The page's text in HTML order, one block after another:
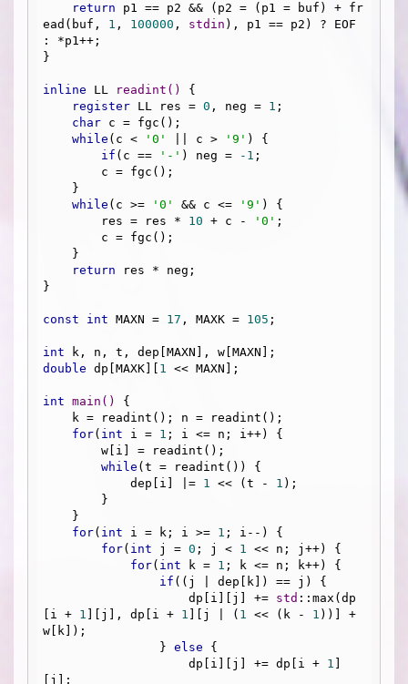
return p1 == p2 && (p2 = (p1 = buf) + fr
ead(buf, 1 , 100000 , stdin ), p1 == p2) ? EOF
: *p1++;
}
inline LL readint ()
{
register LL res = 0 , neg = 1 ;
char c = fgc();
while (c < '0' || c > '9' ) {
if (c == '-' ) neg = -1 ;
while (c >= '0' && c <= '9' ) {
        res = res *
10 + c - '0' ;
return res * neg;
}
const int MAXN = 17 , MAXK = 105 ;
int
double dp[MAXK][ 1 << MAXN];
int main ()
{
for( int i = 1 ; i <= n; i++) {
while (t = readint()) {
            dep[i] |=
1 << (t - 1 );
for( int i = k; i >= 1 ; i--) {
for( int j = 0 ; j < 1 << n; j++) {
for( int k = 1 ; k <= n; k++) {
if ((j | dep[k]) == j) {
                    dp[i][j] +=
std ::max(dp
[i + 1 ][j], dp[i + 1 ][j | ( 1 << (k - 1 ))] +
w[k]);
                }
else {
                    dp[i][j] += dp[i +
1
[j];